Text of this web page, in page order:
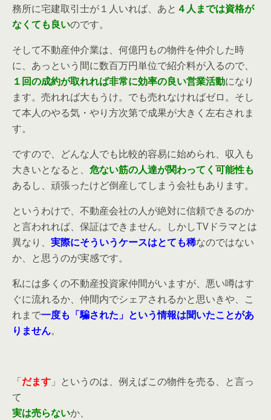
務所に宅建取引士が１人いれば、あと ４人までは資格が
なくても良いのです。
そして不動産仲介業は、何億円もの物件を仲介した時
に、あっという間に数百万円単位で紹介料が入るので、
１回の成約が取れれば非常に効率の良い営業活動になり
ます。売れれば大もうけ。でも売れなければゼロ。そし
て本人のやる気・やり方次第で成果が大きく左右されま
す。
ですので、どんな人でも比較的容易に始められ、収入も
大きいとなると、 危ない筋の人達が関わってく可能性も
あるし、頑張ったけど倒産してしまう会社もあります。
というわけで、不動産会社の人が絶対に信頼できるのか
と言われれば、保証はできません。しかしTVドラマとは
異なり、 実際にそういうケースはとても稀なのではない
か、と思うのが実感です。
私には多くの不動産投資家仲間がいますが、悪い噂はす
ぐに流れるか、仲間内でシェアされるかと思いきや、こ
れまで一度も「騙された」という情報は聞いたことがあ
りません。
「だます 」というのは、例えばこの物件を売る、と言っ
て
実は売らないか、